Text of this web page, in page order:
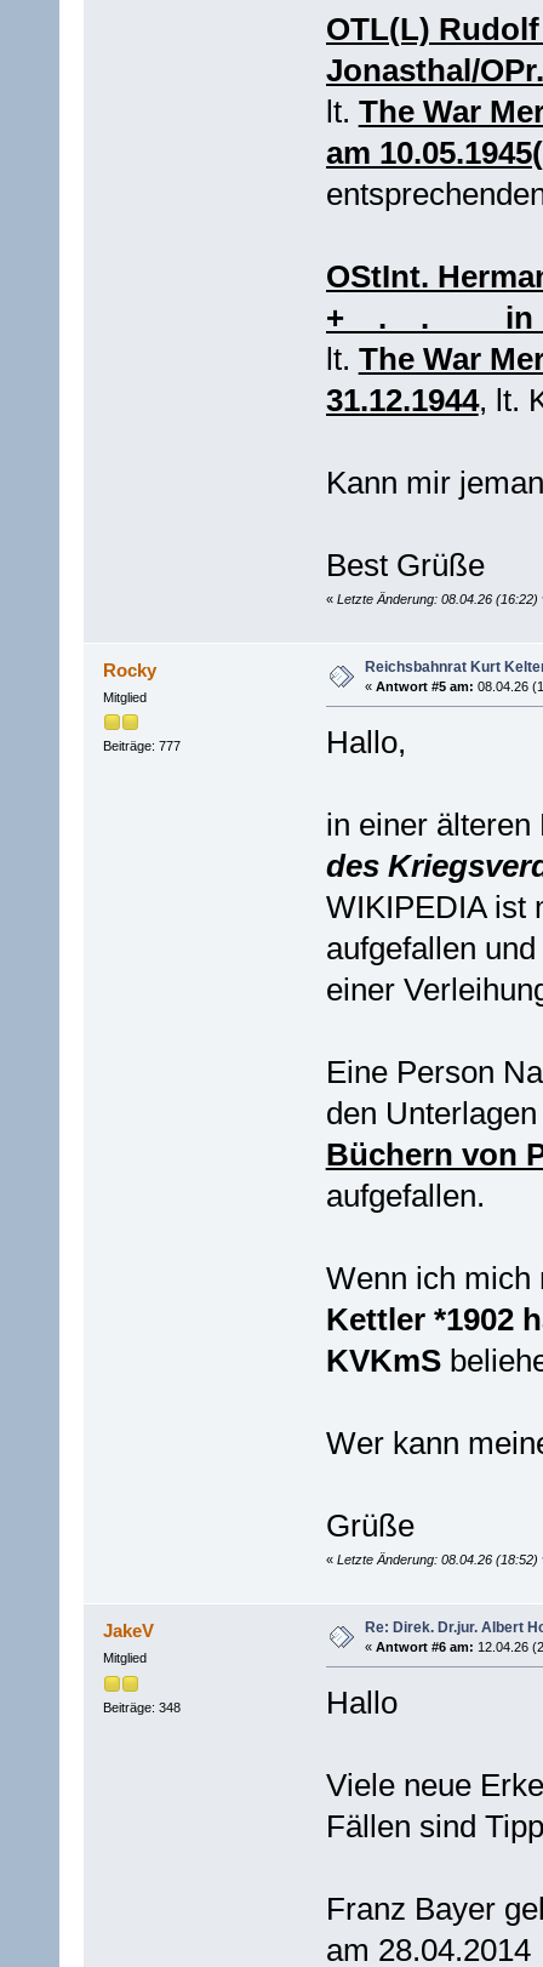
OTL(L)
Jonasthal/
lt. The War
am
OStInt.
+__.__.____ in
lt. The War
31.12.1944, lt.
Kann mir
Best Grüße
« Letzte Änderung: 08.04.26
Rocky
Mitglied
Beiträge: 777
Reichsbahnrat Kurt
« Antwort #5 am: 08.04.26
Hallo,
in einer
des
WIKIPEDIA ist
aufgefallen
einer
Eine Person
den
Büchern von
aufgefallen.
Wenn ich
Kettler *1902
KVKmS
Wer kann
Grüße
« Letzte Änderung: 08.04.26
JakeV
Mitglied
Beiträge: 348
Re: Direk. Dr.jur. Albert
« Antwort #6 am: 12.04.26
Hallo
Viele neue
Fällen sind
Franz Bayer
am 28.04.2014